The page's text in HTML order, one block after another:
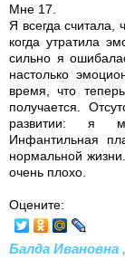
Мне 17.
Я всегда считала,
когда утратила
сильно я
настолько
время, что
получается.
развитии: я
Инфантильная
нормальной
очень плохо.
Оцените:
Балда Ивановна